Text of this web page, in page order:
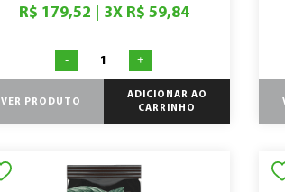
R$ 179,52 3X R$ 59,84
- +
VER PRODUTO
ADICIONAR AO
CARRINHO